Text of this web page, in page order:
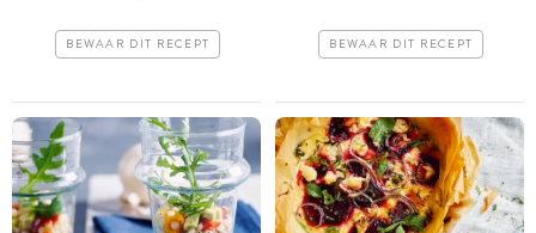
BEWAAR DIT RECEPT BEWAAR DIT RECEPT